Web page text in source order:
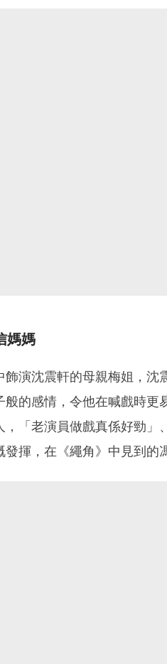
媽媽
飾演沈震軒的母親梅姐，沈
的感情，令他在喊戲時更
「老演員做戲真係好勁」
揮，在《繩角》中見到的